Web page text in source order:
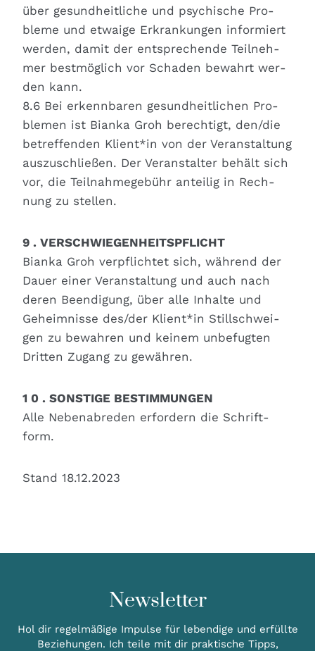
über gesund­heit­li­che und psy­chi­sche Pro­
ble­me und etwa­ige Erkran­kun­gen infor­miert
wer­den, damit der ent­spre­chen­de Teil­neh­
mer best­mög­lich vor Scha­den bewahrt wer­
den kann.
8.6 Bei erkenn­ba­ren gesund­heit­li­chen Pro­
ble­men ist Bian­ka Groh berech­tigt, den/die
betref­fen­den Klient*in von der Ver­an­stal­tung
aus­zu­schlie­ßen. Der Ver­an­stal­ter behält sich
vor, die Teil­nah­me­ge­bühr antei­lig in Rech­
nung zu stel­len.
9 . VERSCHWIEGENHEITSPFLICHT
Bian­ka Groh ver­pflich­tet sich, wäh­rend der
Dau­er einer Ver­an­stal­tung und auch nach
deren Been­di­gung, über alle Inhal­te und
Geheim­nis­se des/der Klient*in Still­schwei­
gen zu bewah­ren und kei­nem unbe­fug­ten
Drit­ten Zugang zu gewäh­ren.
1 0 . SONSTIGE BESTIMMUNGEN
Alle Neben­ab­re­den erfor­dern die Schrift­
form.
Stand 18.12.2023
Newsletter
Hol dir regelmäßige Impulse für lebendige und erfüllte
Beziehungen. Ich teile mit dir praktische Tipps,